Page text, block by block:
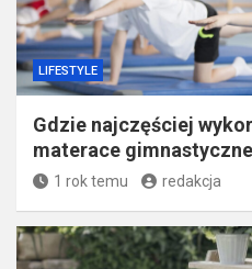
LIFESTYLE
Gdzie najczęściej
materace
1 rok temu redakcja